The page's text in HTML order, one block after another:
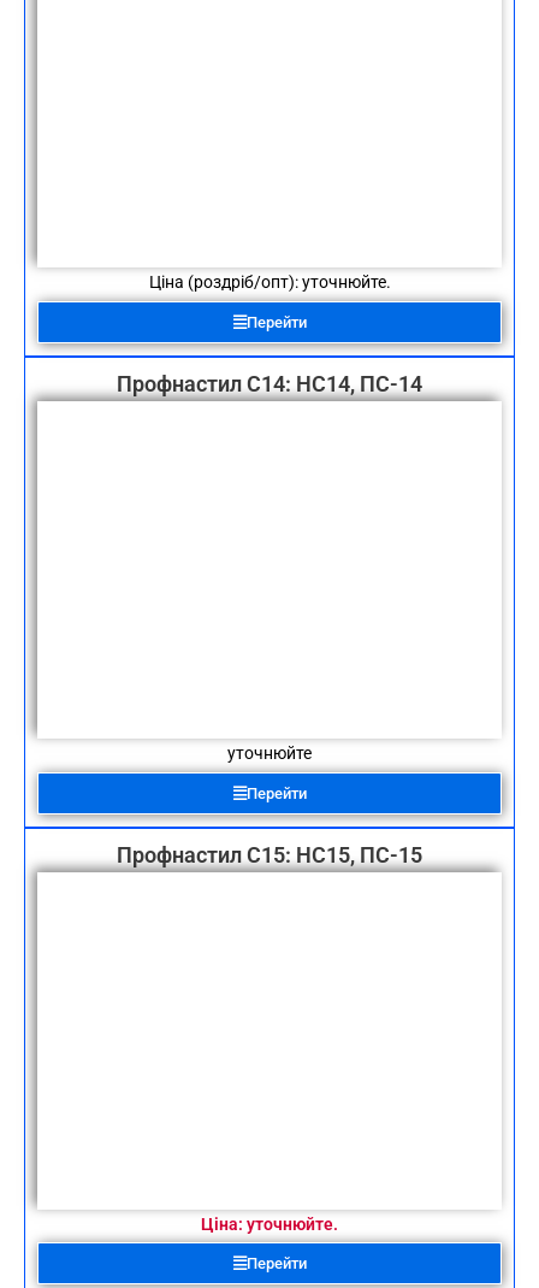
Ціна (роздріб/опт): уточнюйте.
Перейти
Профнастил С14: НС14, ПС-14
уточнюйте
Перейти
Профнастил С15: НС15, ПС-15
Ціна: уточнюйте.
Перейти